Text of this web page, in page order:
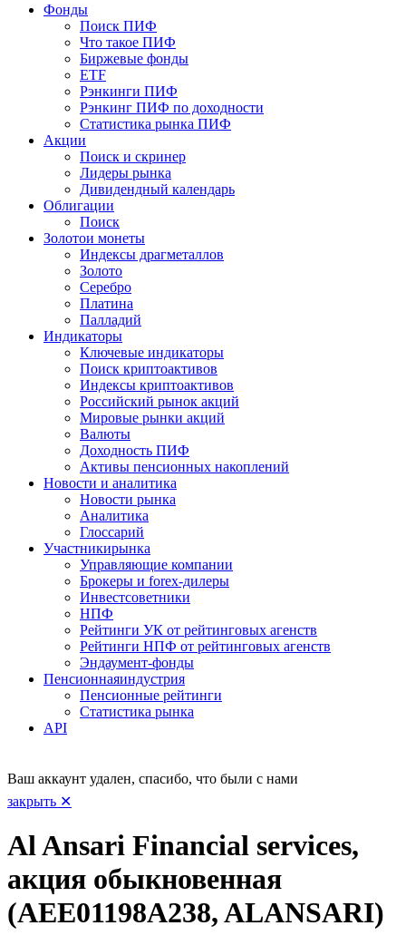
Фонды
Поиск ПИФ
Что такое ПИФ
Биржевые фонды
ETF
Рэнкинги ПИФ
Рэнкинг ПИФ по доходности
Статистика рынка ПИФ
Акции
Поиск и скринер
Лидеры рынка
Дивидендный календарь
Облигации
Поиск
Золотои монеты
Индексы драгметаллов
Золото
Серебро
Платина
Палладий
Индикаторы
Ключевые индикаторы
Поиск криптоактивов
Индексы криптоактивов
Российский рынок акций
Мировые рынки акций
Валюты
Доходность ПИФ
Активы пенсионных накоплений
Новости и аналитика
Новости рынка
Аналитика
Глоссарий
Участникирынка
Управляющие компании
Брокеры и forex-дилеры
Инвестсоветники
НПФ
Рейтинги УК от рейтинговых агенств
Рейтинги НПФ от рейтинговых агенств
Эндаумент-фонды
Пенсионнаяиндустрия
Пенсионные рейтинги
Статистика рынка
API
Ваш аккаунт удален, спасибо, что были с нами
закрыть ✕
Al Ansari Financial services,
акция обыкновенная
(AEE01198A238, ALANSARI)